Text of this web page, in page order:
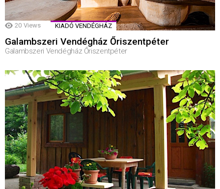
20 Views KIADÓ VENDÉGHÁZ
Galambszeri Vendégház Őriszentpéter
Galambszeri Vendégház Őriszentpéter